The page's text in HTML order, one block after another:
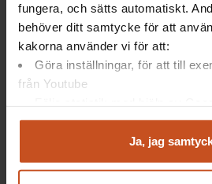
fungera, och sätts automatiskt.
behöver ditt samtycke för att
kakorna använder vi för att:
Göra inställningar, för att till
från Youtube
Analysera trafik för att kunna
Du kan när som helst återta ditt
Ja, jag
Så kan ni förebygga och
av chefer
Utgå från att alla kan bli
Inkludera cheferna i
Agera tidigt vid misstänkt